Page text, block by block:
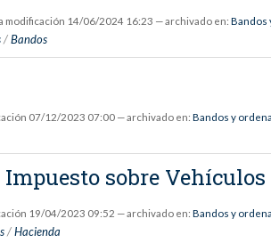
modificación 14/06/2024 16:23 — archivado en:Bandos
/Bandos
07/12/2023 07:00 — archivado en:Bandos y
sobre
19/04/2023 09:52 — archivado en:Bandos y
/Hacienda